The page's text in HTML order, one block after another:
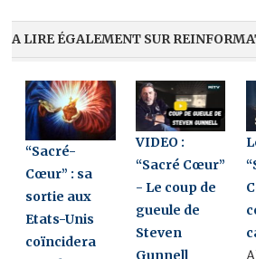
A LIRE ÉGALEMENT SUR
“Sacré-
Cœur” : sa
sortie aux
Etats-Unis
coïncidera
VIDEO :
“Sacré Cœur”
- Le coup de
gueule de
Steven
Gunnell